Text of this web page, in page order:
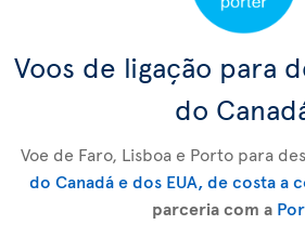
Voos de ligação para
do
Voe de Faro, Lisboa e Porto para
do Canadá e dos EUA, de costa a
parceria com a